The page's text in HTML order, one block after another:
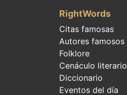
RightWords
Citas famosas
Autores famosos
Folklore
Cenáculo literario
Diccionario
Eventos del día